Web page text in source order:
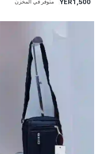
YER1,500 متوفر في المخزن